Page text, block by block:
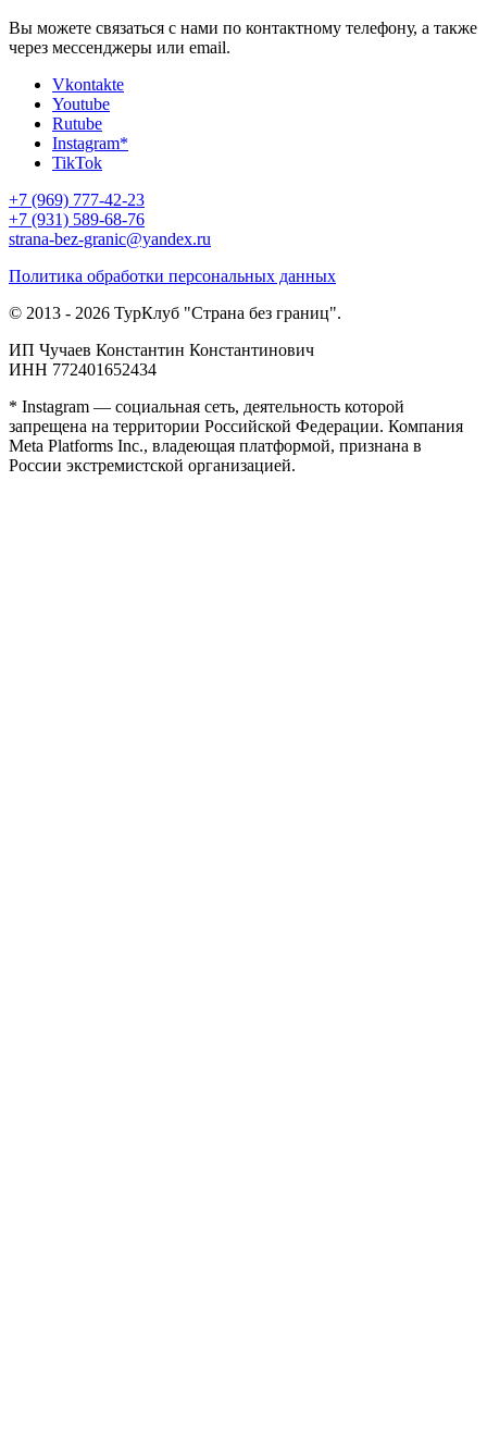
Вы можете связаться с нами по контактному телефону, а также
через мессенджеры или email.
Vkontakte
Youtube
Rutube
Instagram*
TikTok
+7 (969) 777-42-23
+7 (931) 589-68-76
strana-bez-granic@yandex.ru
Политика обработки персональных данных
© 2013 - 2026 ТурКлуб "Страна без границ".
ИП Чучаев Константин Константинович
ИНН 772401652434
* Instagram — социальная сеть, деятельность которой
запрещена на территории Российской Федерации. Компания
Meta Platforms Inc., владеющая платформой, признана в
России экстремистской организацией.